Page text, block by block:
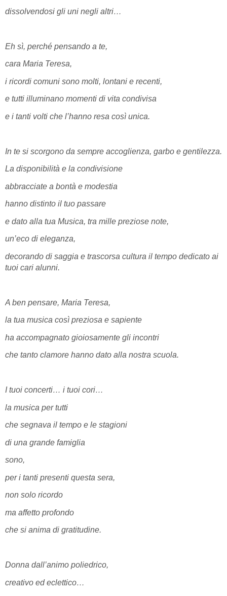
dissolvendosi gli uni negli altri…
Eh sì, perché pensando a te,
cara Maria Teresa,
i ricordi comuni sono molti, lontani e recenti,
e tutti illuminano momenti di vita condivisa
e i tanti volti che l’hanno resa così unica.
In te si scorgono da sempre accoglienza, garbo e gentilezza.
La disponibilità e la condivisione
abbracciate a bontà e modestia
hanno distinto il tuo passare
e dato alla tua Musica, tra mille preziose note,
un’eco di eleganza,
decorando di saggia e trascorsa cultura il tempo dedicato ai
tuoi cari alunni.
A ben pensare, Maria Teresa,
la tua musica così preziosa e sapiente
ha accompagnato gioiosamente gli incontri
che tanto clamore hanno dato alla nostra scuola.
I tuoi concerti… i tuoi cori…
la musica per tutti
che segnava il tempo e le stagioni
di una grande famiglia
sono,
per i tanti presenti questa sera,
non solo ricordo
ma affetto profondo
che si anima di gratitudine.
Donna dall’animo poliedrico,
creativo ed eclettico…